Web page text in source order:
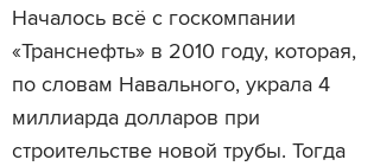
Началось всё с госкомпании
«Транснефть» в 2010 году, которая,
по словам Навального, украла 4
миллиарда долларов при
строительстве новой трубы. Тогда